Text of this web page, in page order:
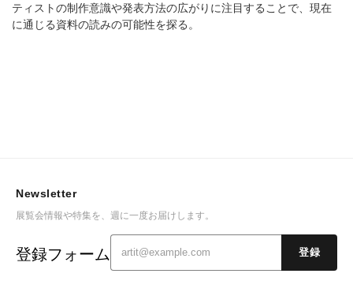
ティストの制作意識や発表方法の広がりに注目することで、現在
に通じる資料の読みの可能性を探る。
Newsletter
展覧会情報や特集を、週に一度お届けします。
登録フォーム 登録